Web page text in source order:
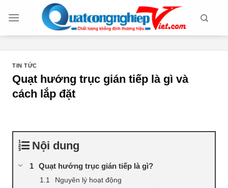
đến
TIN TỨC
Quạt hướng trục gián tiếp là gì và
cách lắp đặt
Nội dung
Quạt hướng trục gián tiếp là gì?
Nguyên lý hoạt động